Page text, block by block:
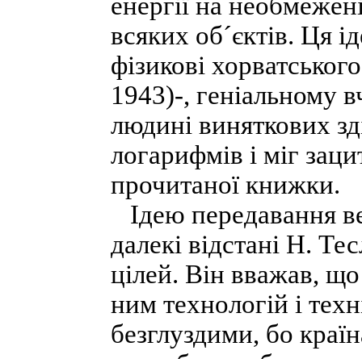
всяких об´єктів. Ця
фізикові
1943)-, геніальному
людині виняткових
логарифмів і міг
прочитаної книжки.
Ідею передавання
далекі відстані Н.
цілей. Він вважав,
ним технологій і
безглуздими, бо